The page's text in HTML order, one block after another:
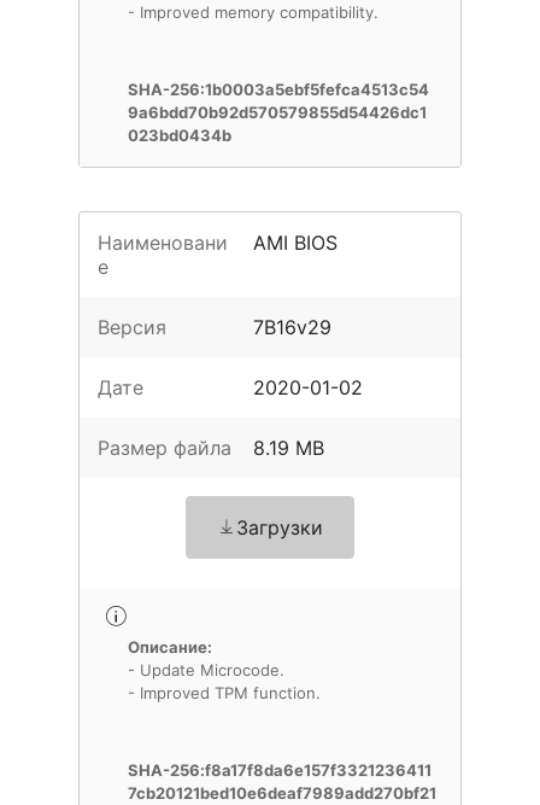
- Improved memory compatibility.
SHA-256:1b0003a5ebf5fefca4513c54
9a6bdd70b92d570579855d54426dc1
023bd0434b
Наименовани
е
AMI BIOS
Версия 7B16v29
Дате 2020-01-02
Размер файла 8.19 MB
Загрузки
Описание:
- Update Microcode.
- Improved TPM function.
SHA-256:f8a17f8da6e157f3321236411
7cb20121bed10e6deaf7989add270bf21